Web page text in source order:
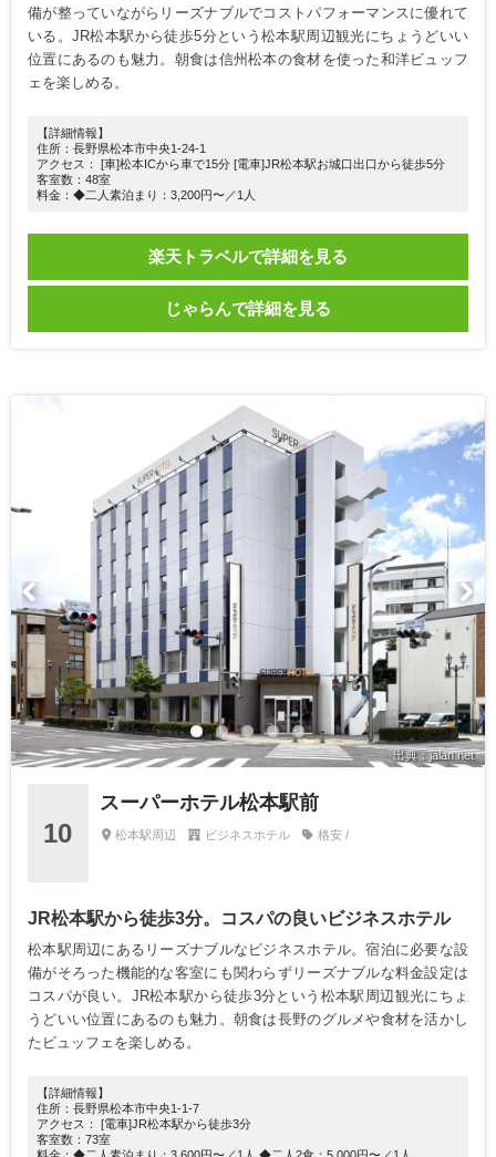
備が整っていながらリーズナブルでコストパフォーマンスに優れて
いる。JR松本駅から徒歩5分という松本駅周辺観光にちょうどいい
位置にあるのも魅力。朝食は信州松本の食材を使った和洋ビュッフ
ェを楽しめる。
【詳細情報】
住所：長野県松本市中央1-24-1
アクセス： [車]松本ICから車で15分 [電車]JR松本駅お城口出口から徒歩5分
客室数：48室
料金：◆二人素泊まり：3,200円〜／1人
楽天トラベルで詳細を見る
じゃらんで詳細を見る
出典：jalan.net
10
スーパーホテル松本駅前
松本駅周辺 ビジネスホテル 格安 /
JR松本駅から徒歩3分。コスパの良いビジネスホテル
松本駅周辺にあるリーズナブルなビジネスホテル。宿泊に必要な設
備がそろった機能的な客室にも関わらずリーズナブルな料金設定は
コスパが良い。JR松本駅から徒歩3分という松本駅周辺観光にちょ
うどいい位置にあるのも魅力。朝食は長野のグルメや食材を活かし
たビュッフェを楽しめる。
【詳細情報】
住所：長野県松本市中央1-1-7
アクセス： [電車]JR松本駅から徒歩3分
客室数：73室